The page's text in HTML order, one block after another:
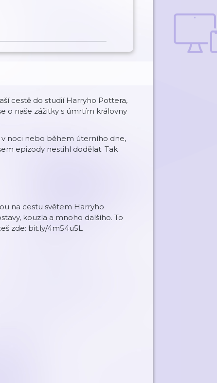
cestě do studií Harryho Pottera,
o naše zážitky s úmrtím královny
noci nebo během úterního dne,
epizody nestihl dodělat. Tak
na cestu světem Harryho
kouzla a mnoho dalšího. To
zde: bit.ly/4m54u5L